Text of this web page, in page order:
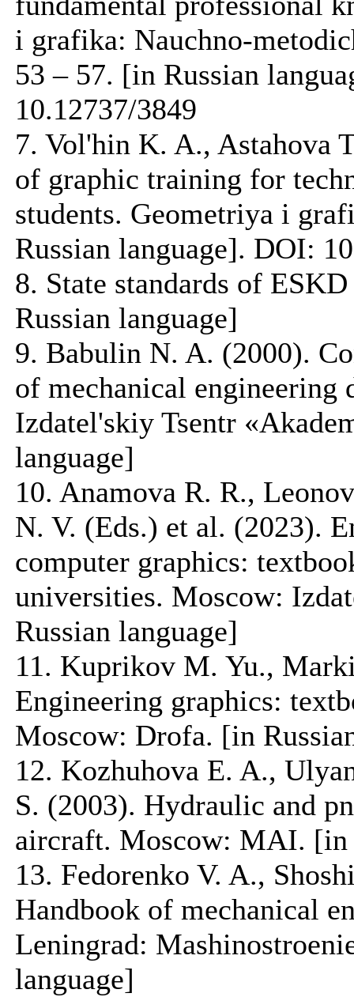
i grafika: Nauchno-
53 – 57. [in Russian
10.12737/3849
7. Vol'hin K. A., Astahova
of graphic training for
students. Geometriya i
Russian language]. DOI:
8. State standards of
Russian language]
9. Babulin N. A. (2000).
of mechanical engineering
Izdatel'skiy Tsentr
language]
10. Anamova R. R.,
N. V. (Eds.) et al. (2023).
computer graphics:
universities. Moscow:
Russian language]
11. Kuprikov M. Yu.,
Engineering graphics:
Moscow: Drofa. [in
12. Kozhuhova E. A.,
S. (2003). Hydraulic and
aircraft. Moscow: MAI. [in
13. Fedorenko V. A.,
Handbook of mechanical
Leningrad:
language]